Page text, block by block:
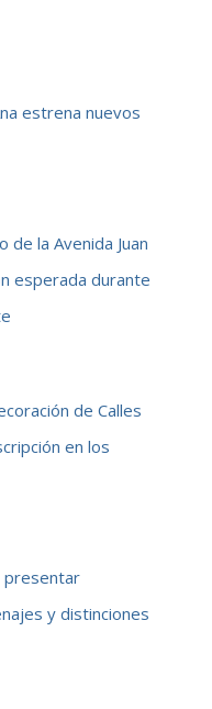
estrena nuevos
de la Avenida Juan
esperada durante
de Calles
en los
presentar
y distinciones